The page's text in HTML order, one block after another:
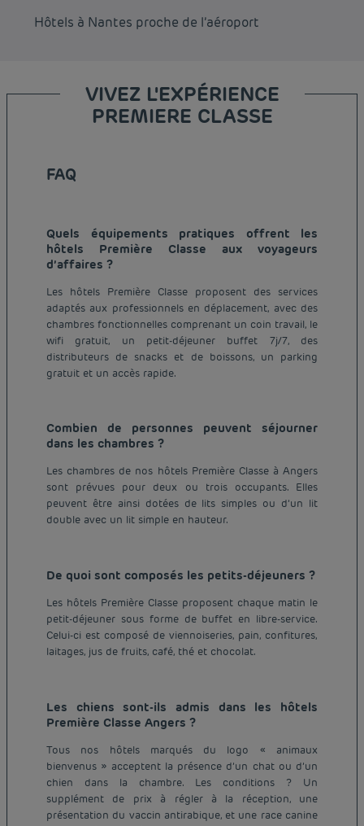
Hôtels à Nantes proche de l’aéroport
VIVEZ L'EXPÉRIENCE
PREMIERE CLASSE
FAQ
Quels équipements pratiques offrent les
hôtels Première Classe aux voyageurs
d’affaires ?
Les hôtels Première Classe proposent des services
adaptés aux professionnels en déplacement, avec des
chambres fonctionnelles comprenant un coin travail, le
wifi gratuit, un petit-déjeuner buffet 7j/7, des
distributeurs de snacks et de boissons, un parking
gratuit et un accès rapide.
Combien de personnes peuvent séjourner
dans les chambres ?
Les chambres de nos hôtels Première Classe à Angers
sont prévues pour deux ou trois occupants. Elles
peuvent être ainsi dotées de lits simples ou d’un lit
double avec un lit simple en hauteur.
De quoi sont composés les petits-déjeuners ?
Les hôtels Première Classe proposent chaque matin le
petit-déjeuner sous forme de buffet en libre-service.
Celui-ci est composé de viennoiseries, pain, confitures,
laitages, jus de fruits, café, thé et chocolat.
Les chiens sont-ils admis dans les hôtels
Première Classe Angers ?
Tous nos hôtels marqués du logo « animaux
bienvenus » acceptent la présence d’un chat ou d’un
chien dans la chambre. Les conditions ? Un
supplément de prix à régler à la réception, une
présentation du vaccin antirabique, et une race canine
Hôtel pas cher Paris
Hôtel pas cher Lyon